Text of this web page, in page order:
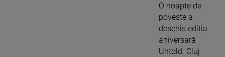
O noapte de
poveste a
deschis ediția
aniversară
Untold. Cluj